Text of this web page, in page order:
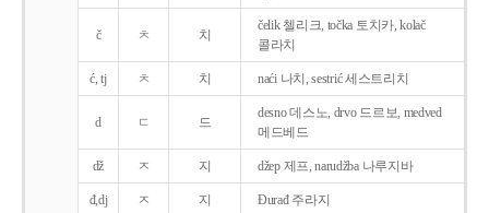
č ㅊ 치
čelik 첼리크, točka 토치카, kolač
콜라치
ć, tj ㅊ 치 naći 나치, sestrić 세스트리치
d ㄷ 드
desno 데스노, drvo 드르보, medved
메드베드
dž ㅈ 지 džep 제프, narudžba 나루지바
đ,dj ㅈ 지 Ðurađ 주라지